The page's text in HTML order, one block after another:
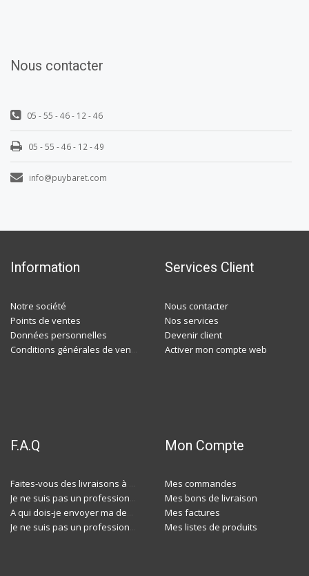
Nous contacter
05 - 55 - 46 - 12 - 46
05 - 55 - 46 - 12 - 49
info@puybaret.com
Information
Notre société
Points de ventes
Données personnelles
Services Client
Nous contacter
Nos services
Devenir client
Activer mon compte web
F.A.Q Mon Compte
Mes commandes
Mes bons de livraison
Mes factures
Mes listes de produits